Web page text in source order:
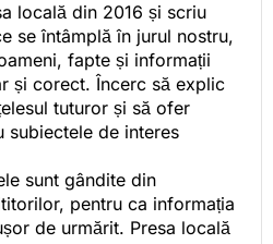
locală din 2016 și scriu
se întâmplă în jurul nostru,
fapte și informații
și corect. Încerc să explic
tuturor și să ofer
subiectele de interes
sunt gândite din
pentru ca informația
de urmărit. Presa locală